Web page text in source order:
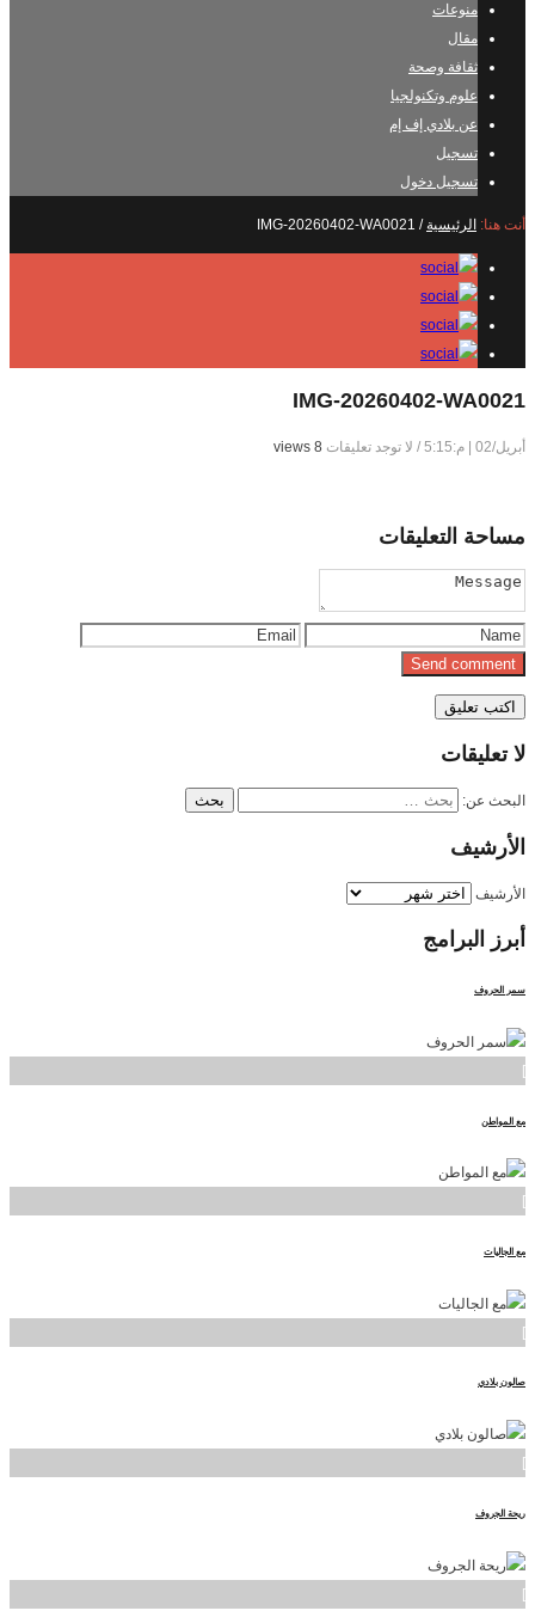
منوعات
مقال
ثقافة وصحة
علوم وتكنولجيا
عن بلادي إف إم
تسجيل
تسجيل دخول
أنت هنا: الرئيسية /
IMG-20260402-WA0021
IMG-20260402-WA0021
أبريل/02 | م:5:15 / لا توجد تعليقات 8 views
مساحة التعليقات
لاتعليقات
البحث عن:
الأرشيف
الأرشيف
أبرز البرامج
سمر الحروف
]
مع المواطن
]
مع الجاليات
]
صالون بلادي
]
ريحة الجروف
]